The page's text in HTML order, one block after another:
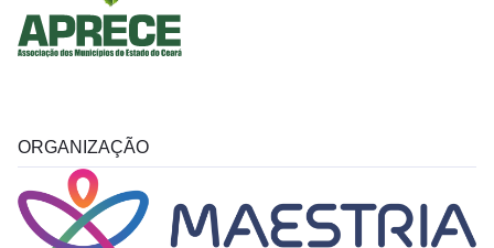
ORGANIZAÇÃO